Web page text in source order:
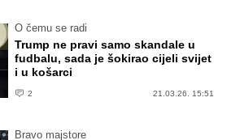
O čemu se radi
Trump ne pravi samo skandale u
fudbalu, sada je šokirao cijeli svijet
i u košarci
2 21.03.26. 15:51
Bravo majstore